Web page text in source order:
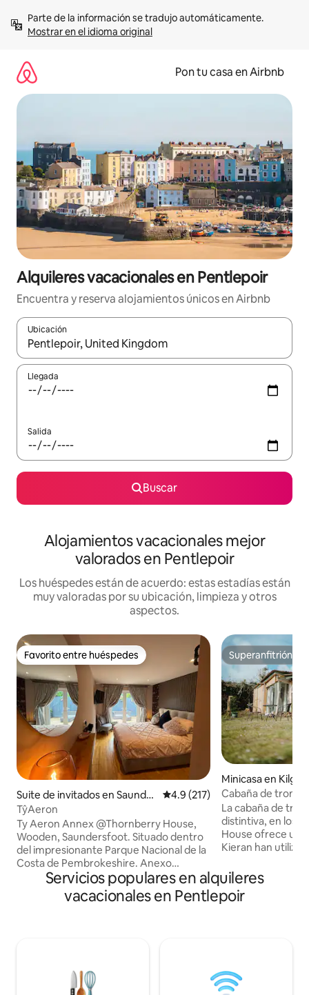
contenidoMostrar en el idioma original
Pon tu casa en Airbnb
Alquileres vacacionales en Pentlepoir
Encuentra y reserva alojamientos únicos en Airbnb
Ubicación
Cuando los resultados estén disponibles, navega con las
Llegada
Salida
Buscar
Alojamientos vacacionales mejor
valorados en Pentlepoir
Los huéspedes están de acuerdo: estas estadías están
muy valoradas por su ubicación, limpieza y otros
aspectos.
Favorito entre huéspedes
Favorito entre huéspedes
Suite de invitados en Saunder
sfoot
Calificación promedio: 4.9 de
4.9 (217)
TŷAeron
Ty Aeron Annex @Thornberry House,
Wooden, Saundersfoot. Situado dentro
del impresionante Parque Nacional de la
Costa de Pembrokeshire. Anexo
independiente recién renovado a 1,5
millas del pueblo de Saundersfoot y a
solo 3 millas en coche de Tenby. Este
deportivos que se celebran en
Pembrokeshire o simplemente relajarse.
Superanfitrión
Superanfitrión
Minicasa en
Cabaña de
tranquila en su
La cabaña de
distintiva, en los
House ofrece una
Kieran han
hacer de esta
con su propio espacio
sendero costero
diseñada para
para parejas.
Servicios populares en alquileres
vacacionales en Pentlepoir